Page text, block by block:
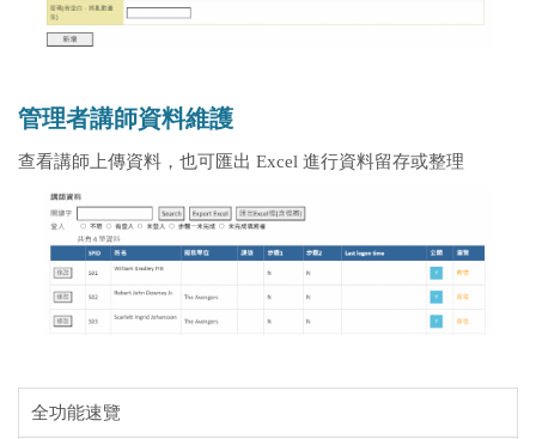
管理者講師資料維護
查看講師上傳資料，也可匯出 Excel 進行資料留存或整理
全功能速覽